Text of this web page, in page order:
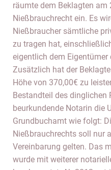
räumte dem Beklagten
Nießbrauchrecht ein. Es
Nießbraucher sämtliche
zu tragen hat,
eigentlich dem
Zusätzlich hat der
Höhe von 370,00€ zu
Bestandteil des dinglichen
beurkundende Notarin die
Grundbuchamt wie folgt:
Nießbrauchrechts soll nur
Vereinbarung gelten. Das
wurde mit weiterer